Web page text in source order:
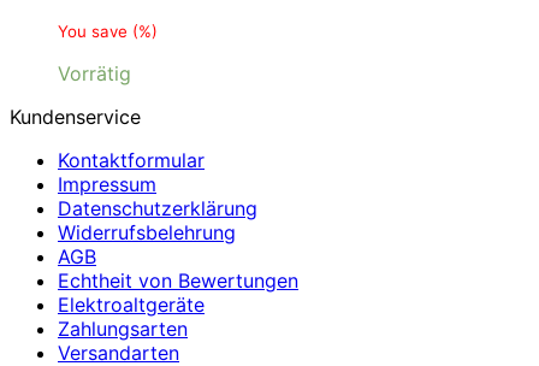
You save (%)
Vorrätig
Kundenservice
Kontaktformular
Impressum
Datenschutzerklärung
Widerrufsbelehrung
AGB
Echtheit von Bewertungen
Elektroaltgeräte
Zahlungsarten
Versandarten